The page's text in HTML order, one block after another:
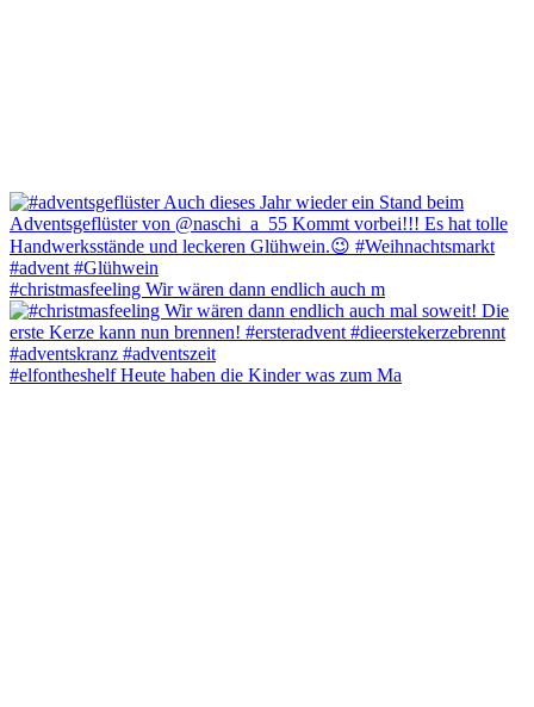
#christmasfeeling Wir wären dann endlich auch m
#elfontheshelf Heute haben die Kinder was zum Ma